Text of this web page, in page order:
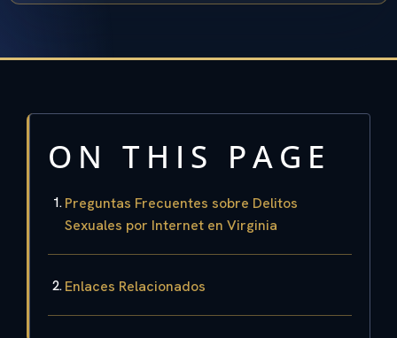
ON THIS PAGE
Preguntas Frecuentes sobre Delitos
Sexuales por Internet en Virginia
Enlaces Relacionados